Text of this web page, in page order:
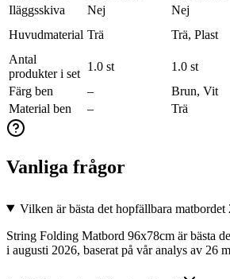
Iläggsskiva
Nej Nej
Huvudmaterial Trä Trä, Plast
Antal
produkter i set
1.0 st 1.0 st
Färg ben
– Brun, Vit
Material ben
– Trä
Vanliga frågor
Vilken är bästa det hopfällbara matbordet
String Folding Matbord 96x78cm är bästa
i augusti 2026, baserat på vår analys av 26